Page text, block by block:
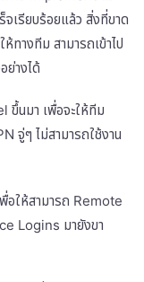
เรียบร้อยแล้ว สิ่งที่ขาด
างทีม สามารถเข้าไป
างได้
ขึ้นมา เพื่อจะให้ทีม
จู่ๆ ไม่สามารถใช้งาน
อให้สามารถ Remote
Logins มายังขา